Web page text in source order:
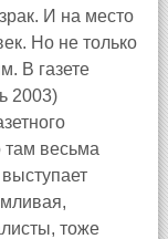
И на место
Но не только
В газете
2003)
там весьма
тоже